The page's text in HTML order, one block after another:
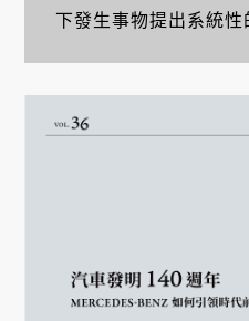
下發生事物提出系統性